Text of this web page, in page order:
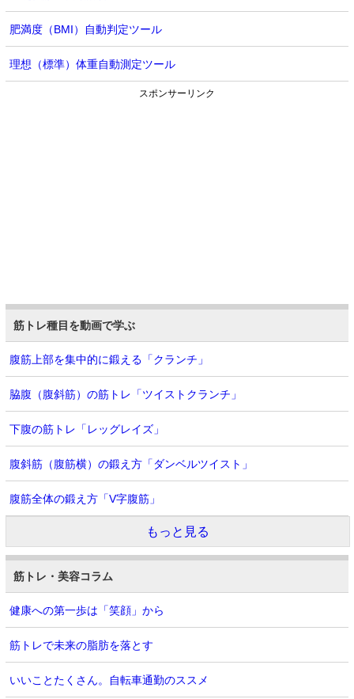
肥満度（BMI）自動判定ツール
理想（標準）体重自動測定ツール
スポンサーリンク
筋トレ種目を動画で学ぶ
腹筋上部を集中的に鍛える「クランチ」
脇腹（腹斜筋）の筋トレ「ツイストクランチ」
下腹の筋トレ「レッグレイズ」
腹斜筋（腹筋横）の鍛え方「ダンベルツイスト」
腹筋全体の鍛え方「V字腹筋」
もっと見る
筋トレ・美容コラム
健康への第一歩は「笑顔」から
筋トレで未来の脂肪を落とす
いいことたくさん。自転車通勤のススメ